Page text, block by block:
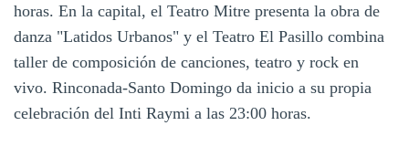
horas. En la capital, el Teatro Mitre presenta la obra de
danza "Latidos Urbanos" y el Teatro El Pasillo combina
taller de composición de canciones, teatro y rock en
vivo. Rinconada-Santo Domingo da inicio a su propia
celebración del Inti Raymi a las 23:00 horas.